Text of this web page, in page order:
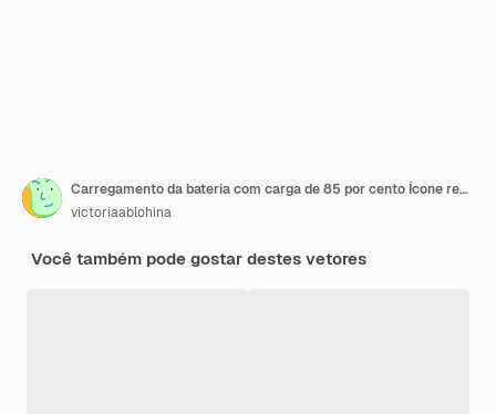
Carregamento da bateria com carga de 85 por cento Ícone redondo da barra de carregamento de progresso aguardando download de transferência
victoriaablohina
Você também pode gostar destes vetores